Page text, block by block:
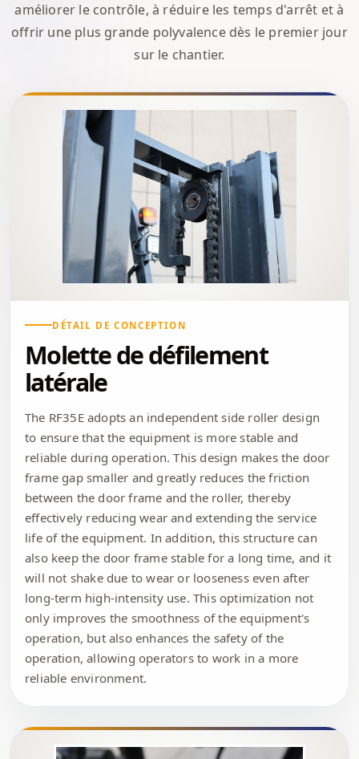
améliorer le contrôle, à réduire les temps d'arrêt et à
offrir une plus grande polyvalence dès le premier jour
sur le chantier.
DÉTAIL DE CONCEPTION
Molette de défilement
latérale
The RF35E adopts an independent side roller design
to ensure that the equipment is more stable and
reliable during operation. This design makes the door
frame gap smaller and greatly reduces the friction
between the door frame and the roller, thereby
effectively reducing wear and extending the service
life of the equipment. In addition, this structure can
also keep the door frame stable for a long time, and it
will not shake due to wear or looseness even after
long-term high-intensity use. This optimization not
only improves the smoothness of the equipment's
operation, but also enhances the safety of the
operation, allowing operators to work in a more
reliable environment.